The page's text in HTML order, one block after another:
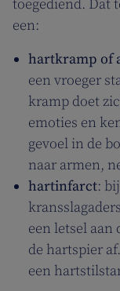
toegediend. Dat
een:
hartkramp of
een vroeger
kramp doet
emoties en
gevoel in de
naar armen,
hartinfarct:
een letsel
de hartspier
een